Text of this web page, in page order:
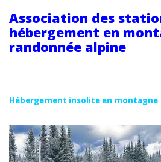
Association des
hébergement en
randonnée alpine
Hébergement insolite en montagne